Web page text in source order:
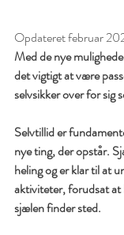
Opdateret februar
Med de nye
det vigtigt at være
selvsikker over for sig
Selvtillid er
nye ting, der opstår.
heling og er klar til at
aktiviteter, forudsat
sjælen finder sted.